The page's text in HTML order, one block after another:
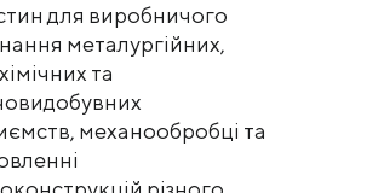
для виробничого
металургійних,
та
механообробці та